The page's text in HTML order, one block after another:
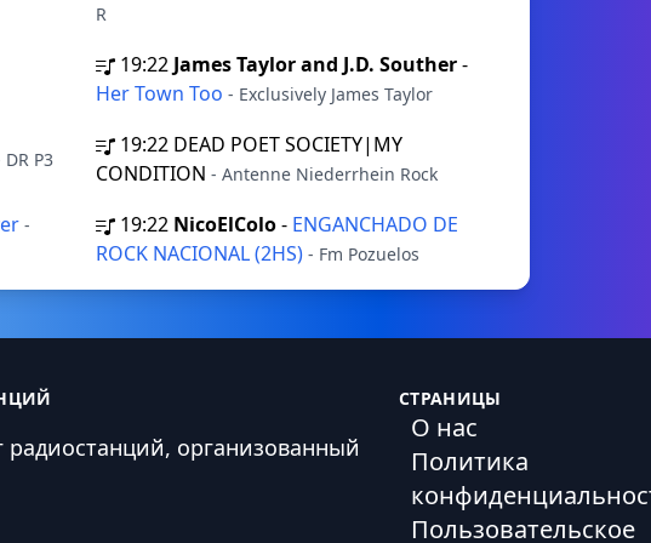
R
19:22 James Taylor and J.D. Souther-
Her Town Too - Exclusively James Taylor
DR P3
19:22 DEAD POET SOCIETY|MY
CONDITION - Antenne Niederrhein Rock
-
19:22 NicoElColo- ENGANCHADO DE
ROCK NACIONAL (2HS) - Fm Pozuelos
организованный
СТРАНИЦЫ
О нас
Политика
Пользовательское